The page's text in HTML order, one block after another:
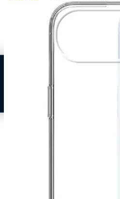
B2B Portaal
Klantenservice
Neem contact op
Veelgestelde vragen
– Transparant